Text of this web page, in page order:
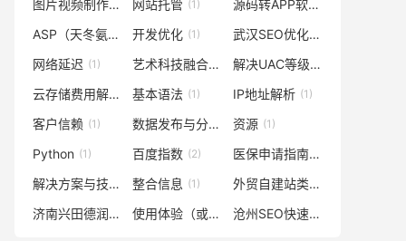
图片视频制作
(1) 网站托管 (1) 源码转APP软件生成
ASP（天冬氨酸） (1)
开发优化 (1) 武汉SEO优化策略
网络延迟 (1) 艺术科技融合
(1) 解决UAC等级问题
云存储费用解析 (1)
基本语法 (1) IP地址解析 (1)
客户信赖 (1) 数据发布与分析 (1)
资源 (1)
Python (1) 百度指数 (2) 医保申请指南：准备材料
解决方案与技巧 (1)
整合信息 (1)
外贸自建站类型（或外贸建站）
济南兴田德润
(1) 使用体验（或代理工具） (1) 沧州SEO快速排名